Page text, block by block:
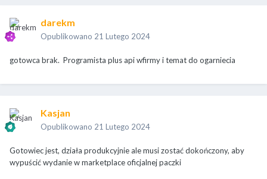
darekm
Opublikowano 21 Lutego 2024
gotowca brak. Programista plus api wfirmy i temat do ogarniecia
Kasjan
Opublikowano 21 Lutego 2024
Gotowiec jest, działa produkcyjnie ale musi zostać dokończony, aby
wypuścić wydanie w marketplace oficjalnej paczki